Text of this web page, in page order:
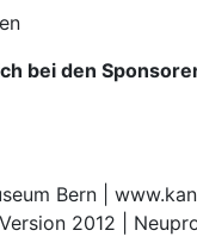
bei den
Bern |
2012 |